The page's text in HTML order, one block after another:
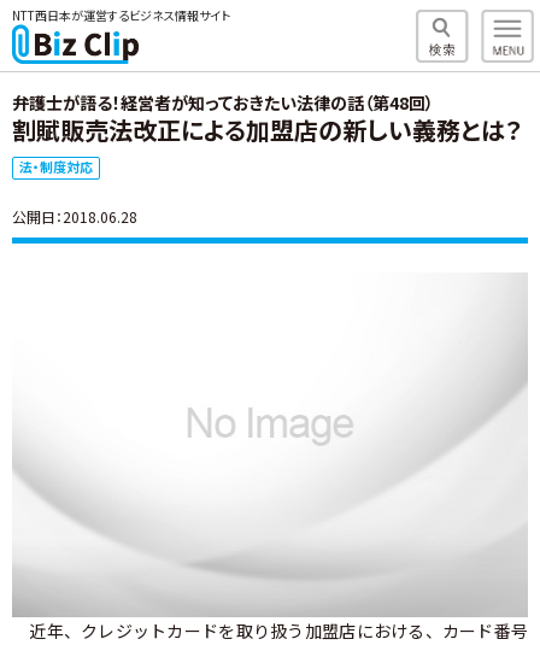
NTT西日本が運営するビジネス情報サイト
弁護士が語る！経営者が知っておきたい法律の話（第48回）
割賦販売法改正による加盟店の新しい義務とは？
法・制度対応
公開日：2018.06.28
近年、クレジットカードを取り扱う加盟店における、カード番号